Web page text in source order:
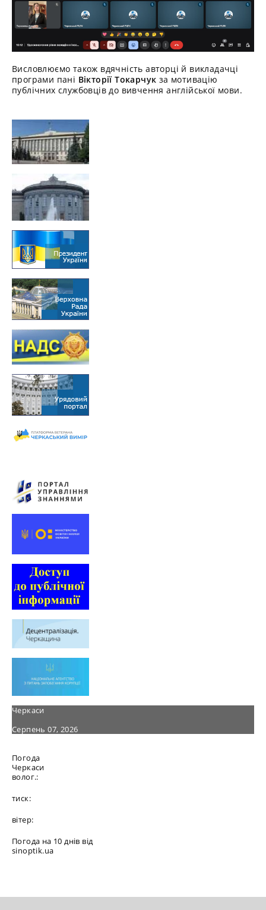
Висловлюємо також вдячність авторці й викладачці
програми пані Вікторії Токарчук за мотивацію
публічних службовців до вивчення англійської мови.
Черкаси
Серпень 07, 2026
Погода
Черкаси
волог.:
тиск:
вітер:
Погода на 10 днів від
sinoptik.ua